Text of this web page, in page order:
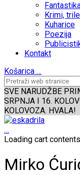
Krimi,
Kuharice
Poezija
Kontakt
Košarica …
SVE NARUDŽBE
SRPNJA I 16.
KOLOVOZA. HVALA!
…
Loading cart
Mirko